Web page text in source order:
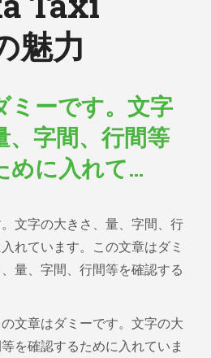
魅力
ミーです。文字
、字間、行間等
めに入れて…
文字の大きさ、量、字間、行
れています。この文章はダミ
量、字間、行間等を確認する
文章はダミーです。文字の大
を確認するために入れていま